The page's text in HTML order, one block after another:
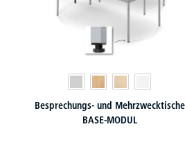
Besprechungs- und Mehrzwecktische
BASE-MODUL